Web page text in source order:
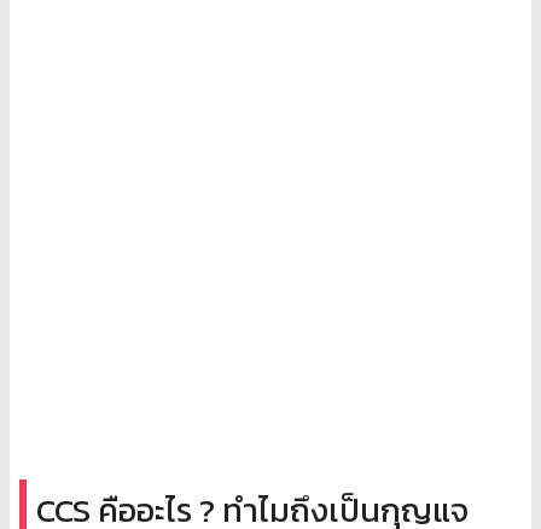
CCS คืออะไร ? ทำไมถึงเป็นกุญแจ